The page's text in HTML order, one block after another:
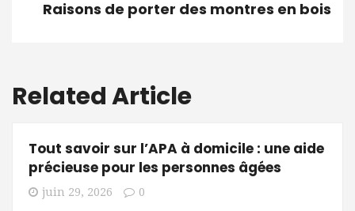
Raisons de porter des montres en bois
Related Article
Tout savoir sur l’APA à domicile : une aide
précieuse pour les personnes âgées
juin 29, 2026 0